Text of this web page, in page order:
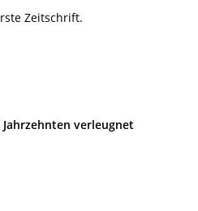
Zeitschrift.
verleugnet